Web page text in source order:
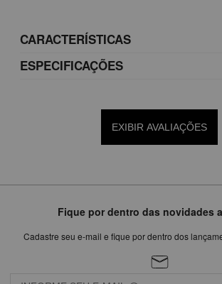
CARACTERÍSTICAS
ESPECIFICAÇÕES
EXIBIR AVALIAÇÕES
Fique por dentro das novidades
Cadastre seu e-mail e fique por dentro dos